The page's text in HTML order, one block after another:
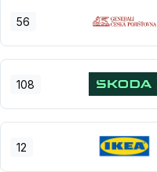
56
108
12